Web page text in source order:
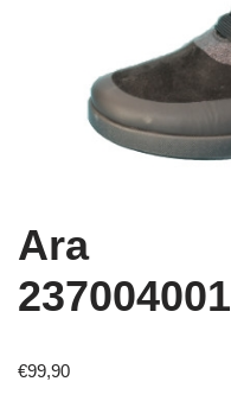
Ara
237004001
€99,90